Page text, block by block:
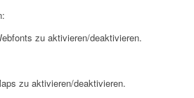
zu aktivieren/deaktivieren.
zu aktivieren/deaktivieren.